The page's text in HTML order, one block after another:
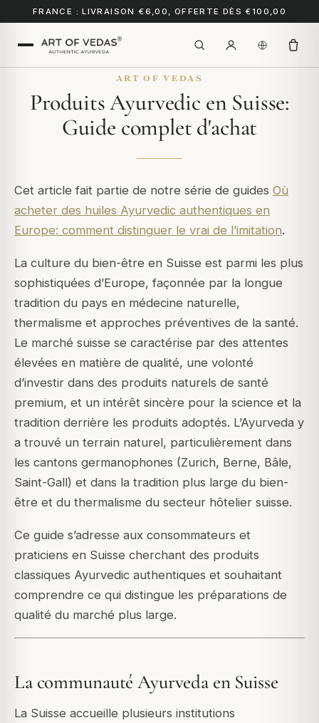
FRANCE : LIVRAISON €6,00, OFFERTE DÈS €100,00
ART OF VEDAS
Produits Ayurvedic en Suisse:
Guide complet d'achat
Cet article fait partie de notre série de guides Où
acheter des huiles Ayurvedic authentiques en
Europe: comment distinguer le vrai de l’imitation.
La culture du bien-être en Suisse est parmi les plus
sophistiquées d’Europe, façonnée par la longue
tradition du pays en médecine naturelle,
thermalisme et approches préventives de la santé.
Le marché suisse se caractérise par des attentes
élevées en matière de qualité, une volonté
d’investir dans des produits naturels de santé
premium, et un intérêt sincère pour la science et la
tradition derrière les produits adoptés. L’Ayurveda y
a trouvé un terrain naturel, particulièrement dans
les cantons germanophones (Zurich, Berne, Bâle,
Saint-Gall) et dans la tradition plus large du bien-
être et du thermalisme du secteur hôtelier suisse.
Ce guide s’adresse aux consommateurs et
praticiens en Suisse cherchant des produits
classiques Ayurvedic authentiques et souhaitant
comprendre ce qui distingue les préparations de
qualité du marché plus large.
La communauté Ayurveda en Suisse
La Suisse accueille plusieurs institutions